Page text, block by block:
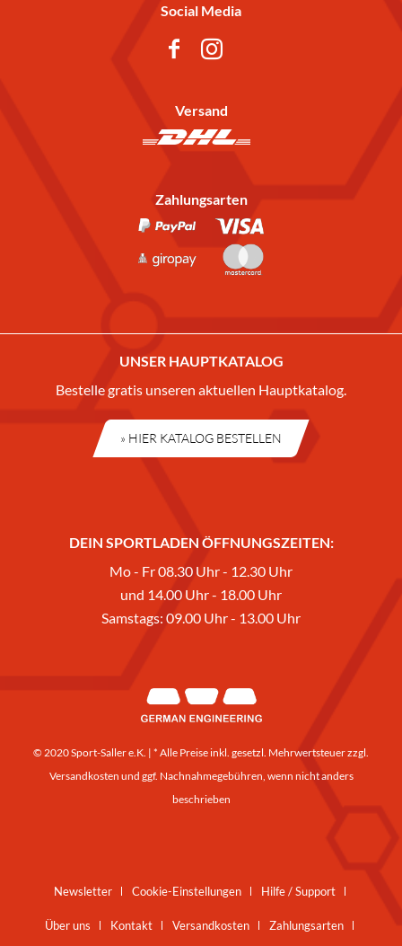
Social Media
Versand
Zahlungsarten
UNSER HAUPTKATALOG
Bestelle gratis unseren aktuellen Hauptkatalog.
» HIER KATALOG BESTELLEN
DEIN SPORTLADEN ÖFFNUNGSZEITEN:
Mo - Fr 08.30 Uhr - 12.30 Uhr
und 14.00 Uhr - 18.00 Uhr
Samstags: 09.00 Uhr - 13.00 Uhr
© 2020 Sport-Saller e.K. | * Alle Preise inkl. gesetzl. Mehrwertsteuer zzgl.
Versandkosten und ggf. Nachnahmegebühren, wenn nicht anders
beschrieben
Newsletter Cookie-Einstellungen Hilfe / Support
Über uns Kontakt Versandkosten Zahlungsarten